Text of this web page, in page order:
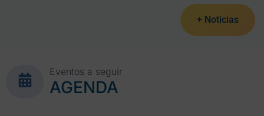
+ Noticias
Eventos a seguir
AGENDA